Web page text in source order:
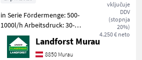
vključuje
DDV
(stopnja
20%)
4.250 € neto
in Serie Fördermenge: 500-
1000l/h Arbeitsdruck: 30-
200 bar Max. Temperatur:
80 Grad Brennstofftank: 25
Liter Geicht: 172 kg 20m
Landforst Murau
8850 Murau